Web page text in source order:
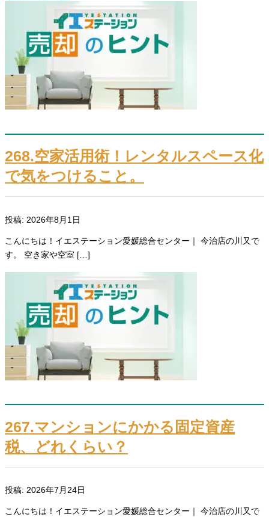
268.空家活用術！レンタルスペース化
で気をつけること。
投稿: 2026年8月1日
こんにちは！イエステーション愛媛総合センター｜ 今治店の川又で
す。 空き家や空室 […]
267.マンションにかかる固定資産
税、どれくらい？
投稿: 2026年7月24日
こんにちは！イエステーション愛媛総合センター｜ 今治店の川又で